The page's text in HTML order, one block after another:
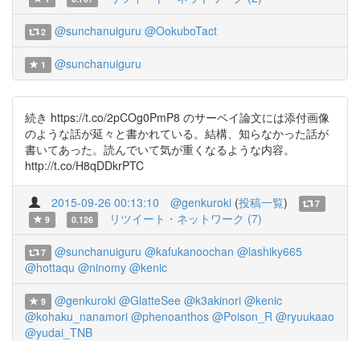
2 @sunchanuiguru @OokuboTact
1 @sunchanuiguru
続き https://t.co/2pCOg0PmP8 のサーベイ論文には添付画像
のような話が延々と書かれている。結構、知らなかった話が
書いてあった。読んでいて気が重くなるような内容。
http://t.co/H8qDDkrPTC
2015-09-26 00:13:10 @genkuroki (投稿一覧)
7
9
0.126 リツイート・ネットワーク (7)
7 @sunchanuiguru @kafukanoochan @lashiky665
@hottaqu @ninomy @kenic
9 @genkuroki @GlatteSee @k3akinori @kenic
@kohaku_nanamori @phenoanthos @Poison_R @ryuukaao
@yudai_TNB